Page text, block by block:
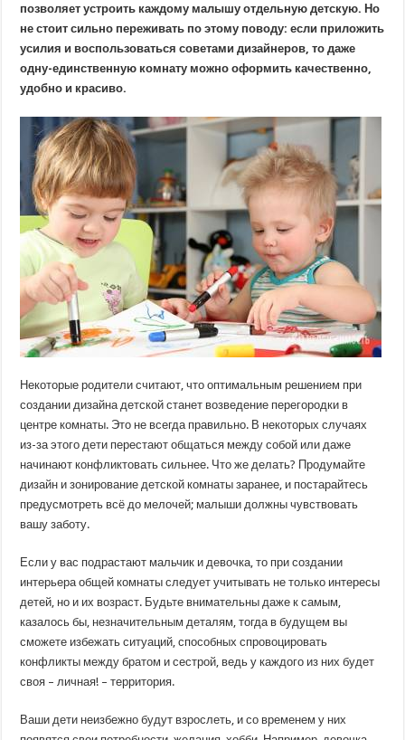
позволяет устроить каждому малышу отдельную детскую. Но
не стоит сильно переживать по этому поводу: если приложить
усилия и воспользоваться советами дизайнеров, то даже
одну-единственную комнату можно оформить качественно,
удобно и красиво.
Некоторые родители считают, что оптимальным решением при
создании дизайна детской станет возведение перегородки в
центре комнаты. Это не всегда правильно. В некоторых случаях
из-за этого дети перестают общаться между собой или даже
начинают конфликтовать сильнее. Что же делать? Продумайте
дизайн и зонирование детской комнаты заранее, и постарайтесь
предусмотреть всё до мелочей; малыши должны чувствовать
вашу заботу.
Если у вас подрастают мальчик и девочка, то при создании
интерьера общей комнаты следует учитывать не только интересы
детей, но и их возраст. Будьте внимательны даже к самым,
казалось бы, незначительным деталям, тогда в будущем вы
сможете избежать ситуаций, способных спровоцировать
конфликты между братом и сестрой, ведь у каждого из них будет
своя – личная! – территория.
Ваши дети неизбежно будут взрослеть, и со временем у них